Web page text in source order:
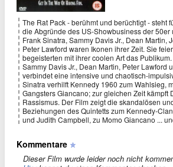
The Rat Pack - berühmt und berüchtigt - steht
die Abgründe des US-Showbusiness der 50er
Frank Sinatra, Sammy Davis Jr., Dean Martin,
Peter Lawford waren Ikonen ihrer Zeit. Sie
begeisterten mit ihrer coolen Art das
Sammy Davis Jr., Dean Martin, Peter Lawford
verbindet eine intensive und chaotisch-
Sinatra verhilft Kennedy 1960 zum Wahlsieg,
Gangsters Giancano; zur gleichen Zeit kämpft
Rassismus. Der Film zeigt die skandalösen
Beziehungen des Quintetts zum Kennedy-
und Judith Campbell, zu Momo Giancano ...
Kommentare
Dieser Film wurde leider noch nicht